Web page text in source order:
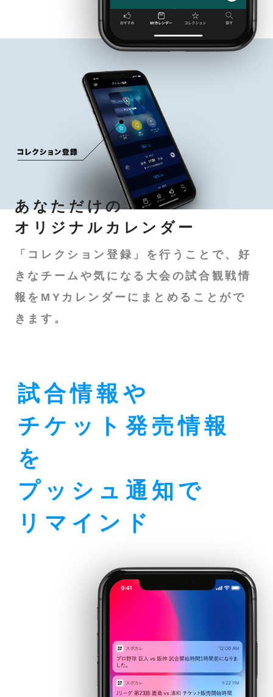
あなただけの
オリジナルカレンダー
「コレクション登録」を行うことで、好
きなチームや気になる大会の試合観戦情
報をMYカレンダーにまとめることがで
きます。
試合情報や
チケット発売情報
を
プッシュ通知で
リマインド